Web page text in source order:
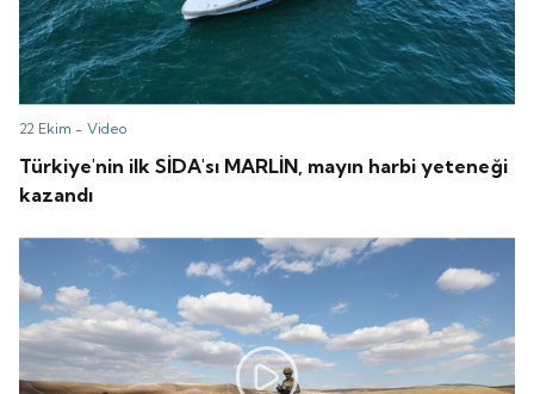
22 Ekim -Video
Türkiye'nin ilk SİDA'sı MARLİN, mayın harbi yeteneği
kazandı